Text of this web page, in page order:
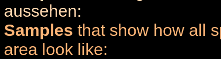
aussehen:
Samples that show how all
area look like: